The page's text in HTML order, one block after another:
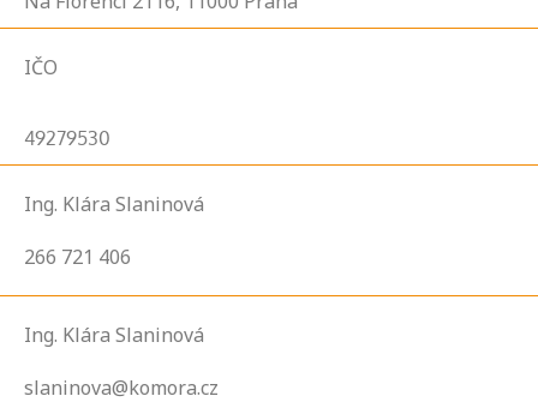
IČO
49279530
Ing. Klára Slaninová
266 721 406
Ing. Klára Slaninová
slaninova@komora.cz